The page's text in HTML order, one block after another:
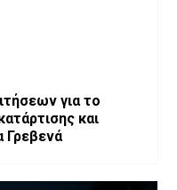
για το
και
Γρεβενά